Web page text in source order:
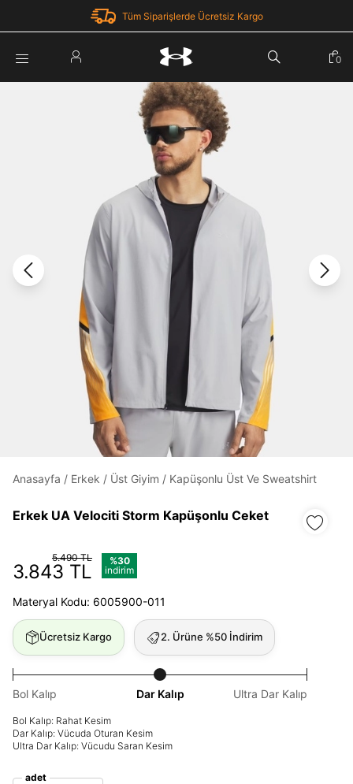
Tüm Siparişlerde Ücretsiz Kargo
Şifremi Unuttum
Giriş Yap
Under Armour'da yeni misiniz? Kayıt Ol
Üye Olmadan Devam Et
0
Anasayfa / Erkek / Üst Giyim / Kapüşonlu Üst Ve Sweatshirt
Erkek UA Velociti Storm Kapüşonlu Ceket
5.490 TL
3.843 TL
%30
indirim
Materyal Kodu: 6005900-011
Ücretsiz Kargo 2. Ürüne %50 İndirim
Bol Kalıp Dar Kalıp Ultra Dar Kalıp
Bol Kalıp: Rahat Kesim
Dar Kalıp: Vücuda Oturan Kesim
Ultra Dar Kalıp: Vücudu Saran Kesim
adet
Parola Yenileme
Parolayı Yenile
Giriş Sayfasına Dön
Zaten hesabın var mı? Giriş yap
Daha hızlı ödeme. Hızlı sipariş takibi.
Kolay iade ve değişim.
Giriş Yap Kayıt Ol
E-posta
göster
Şifremi Unuttum